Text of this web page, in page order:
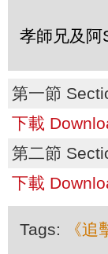
孝師兄及阿
第一節
下載
第二節
下載
Tags: 《追